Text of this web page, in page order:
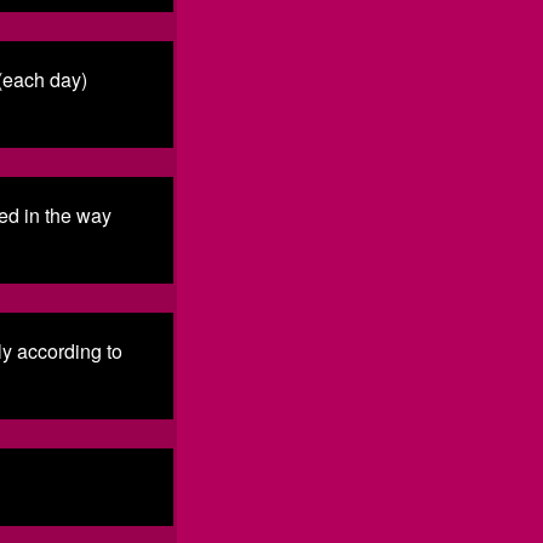
day)
in the way
according to